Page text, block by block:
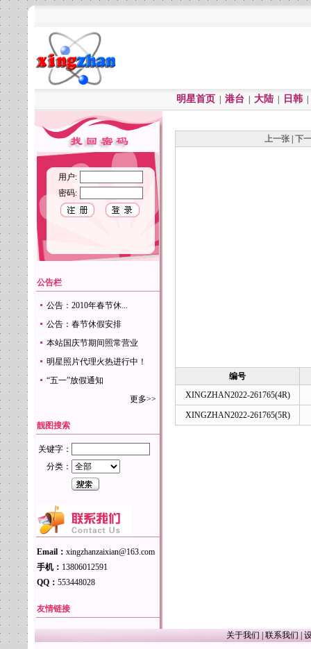
明星首页 港台 大陆 日韩
用户:
密码:
公告栏
公告：2010年春节休...
公告：春节休假安排
本站国庆节期间照常营业
明星照片代理火热进行中！
“五一”放假通知
更多>>
靓图搜索
关键字：
分类：
Email： xingzhanzaixian@163.com
手机： 13806012591
QQ： 553448028
友情链接
上一张 下
编号
XINGZHAN2022-261765(4R)
XINGZHAN2022-261765(5R)
关于我们 联系我们